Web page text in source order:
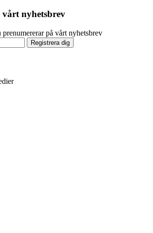
nyhetsbrev
på vårt nyhetsbrev
Registrera dig